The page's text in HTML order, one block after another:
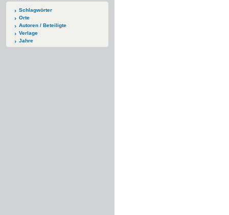
Schlagwörter
Orte
Autoren / Beteiligte
Verlage
Jahre